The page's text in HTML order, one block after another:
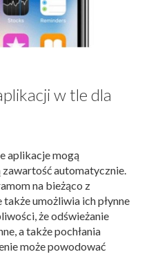
w tle dla
aplikacje mogą
automatycznie.
na bieżąco z
umożliwia ich płynne
że odświeżanie
a także pochłania
może powodować